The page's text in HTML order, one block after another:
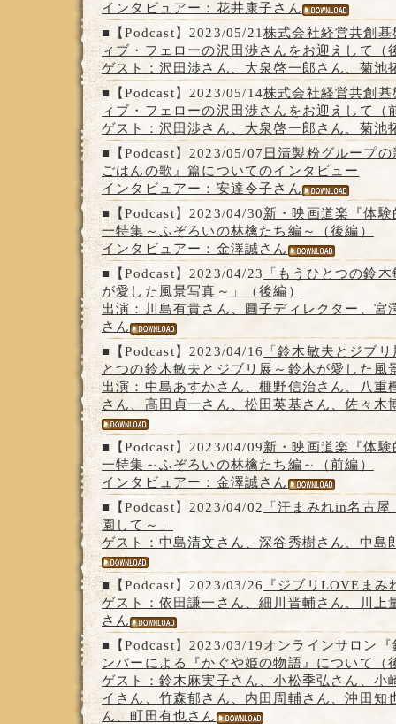
インタビュアー：花井康子さん
■【Podcast】2023/05/21 株式会社経営共創
ィブ・フェローの沢田渉さんをお迎えして（
ゲスト：沢田渉さん、大泉啓一郎さん、菊池
■【Podcast】2023/05/14株式会社経営共創
ィブ・フェローの沢田渉さんをお迎えして（
ゲスト：沢田渉さん、大泉啓一郎さん、菊池
■【Podcast】2023/05/07 日清製粉グループ
ごはんの歌』篇についてのインタビュー
インタビュアー：安達令子さん
■【Podcast】2023/04/30新・映画道楽『体
一特集～ふぞろいの林檎たち編～（後編）
インタビュアー：金澤誠さん
■【Podcast】2023/04/23
「もうひとつの鈴
が愛した風景写真～」（後編）
出演：川島有貴さん、圓子ディレクター、宮
さん
■【Podcast】2023/04/16
「鈴木敏夫とジブ
とつの鈴木敏夫とジブリ展～鈴木が愛した風
出演：中島あすかさん、榧野信治さん、八重
さん、高田貞一さん、松田英基さん、佐々木
■【Podcast】2023/04/09新・映画道楽『体
一特集～ふぞろいの林檎たち編～（前編）
インタビュアー：金澤誠さん
■【Podcast】2023/04/02
「汗まみれin名古
園して～」
ゲスト：中島清文さん、深谷秀樹さん、中島
■【Podcast】2023/03/26
『ジブリLOVEま
ゲスト：依田謙一さん、細川晋輔さん、川上
さん
■【Podcast】2023/03/19オンラインサロン
ンバーによる『かぐや姫の物語』について（
ゲスト：鈴木麻実子さん、小松季弘さん、小
イさん、竹森郁さん、内田周輔さん、沖田知
ん、町田有也さん